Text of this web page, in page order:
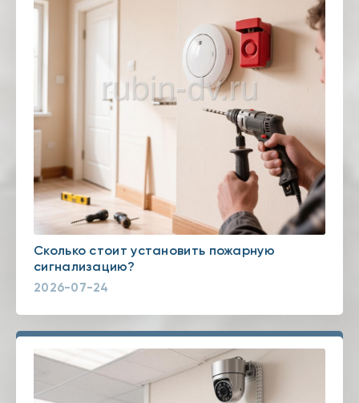
Сколько стоит установить пожарную
сигнализацию?
2026-07-24